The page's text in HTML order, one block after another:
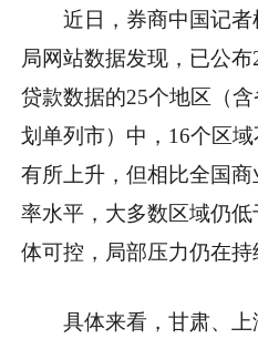
近日，券商中国记
局网站数据发现，已公
贷款数据的25个地区（
划单列市）中，16个区
有所上升，但相比全国
率水平，大多数区域仍
体可控，局部压力仍在持
具体来看，甘肃、